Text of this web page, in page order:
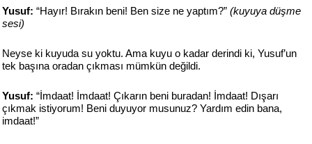
Yusuf: “Hayır! Bırakın beni! Ben size ne yaptım?” (kuyuya düşme
sesi)
Neyse ki kuyuda su yoktu. Ama kuyu o kadar derindi ki, Yusuf’un
tek başına oradan çıkması mümkün değildi.
Yusuf: “İmdaat! İmdaat! Çıkarın beni buradan! İmdaat! Dışarı
çıkmak istiyorum! Beni duyuyor musunuz? Yardım edin bana,
imdaat!”